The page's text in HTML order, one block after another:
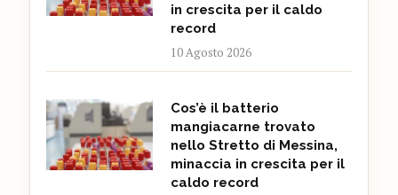
in crescita per il caldo
record
10 Agosto 2026
Cos’è il batterio
mangiacarne trovato
nello Stretto di Messina,
minaccia in crescita per il
caldo record